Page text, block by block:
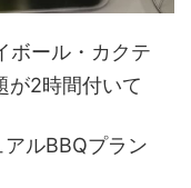
ボール・カクテ
が2時間付いて
ルBBQプラン